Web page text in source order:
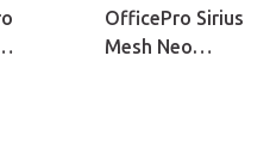
OfficePro Sirius
Mesh Neo